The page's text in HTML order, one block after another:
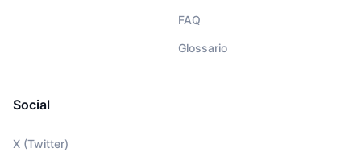
FAQ
Glossario
Social
X (Twitter)